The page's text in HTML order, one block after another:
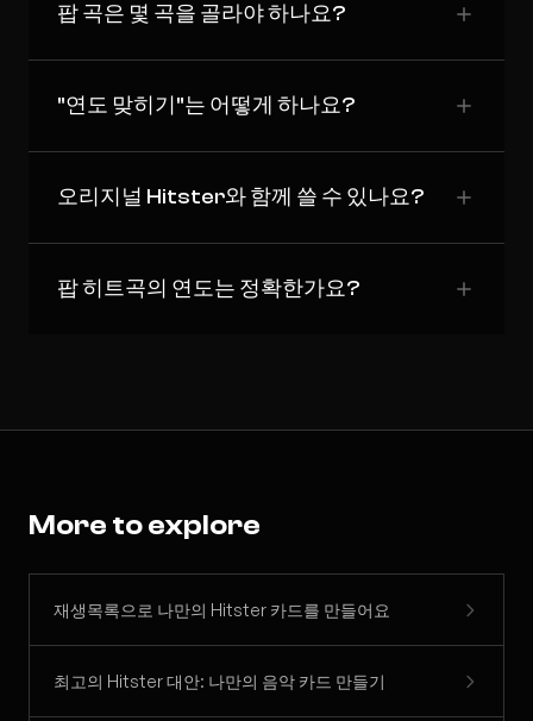
팝 곡은 몇 곡을 골라야 하나요?
"연도 맞히기"는 어떻게 하나요?
오리지널 Hitster와 함께 쓸 수 있나요?
팝 히트곡의 연도는 정확한가요?
More to explore
재생목록으로 나만의 Hitster 카드를 만들어요
최고의 Hitster 대안: 나만의 음악 카드 만들기